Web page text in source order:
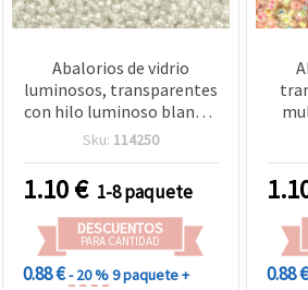
Abalorios de vidrio
luminosos, transparentes
con hilo luminoso blanco,
3 mm - 50 g
Sku: 114250
1.10€ 1-8 paquete
DESCUENTOS
PARA CANTIDAD
0.88 €- 20 %9 paquete + 0.88 €